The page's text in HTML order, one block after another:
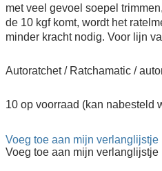
met veel gevoel soepel
de 10 kgf komt, wordt het
minder kracht nodig. Voor lijn
Autoratchet / Ratchamatic /
10 op voorraad (kan nabesteld
Voeg toe aan mijn verlanglijstje
Voeg toe aan mijn verlanglijstje